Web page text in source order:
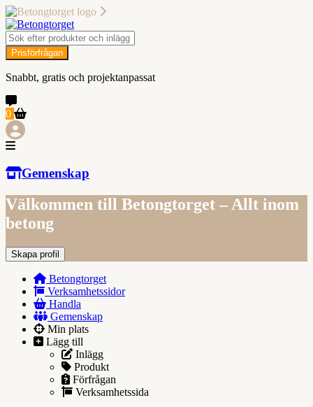
Prisförfrågan
Snabbt, gratis och projektanpassat
0
Gemenskap
Välkommen till Betongtorget – Allt inom
betong
Skapa profil
Betongtorget
Verksamhetssidor
Handla
Gemenskap
Min plats
Lägg till
Inlägg
Produkt
Förfrågan
Verksamhetssida